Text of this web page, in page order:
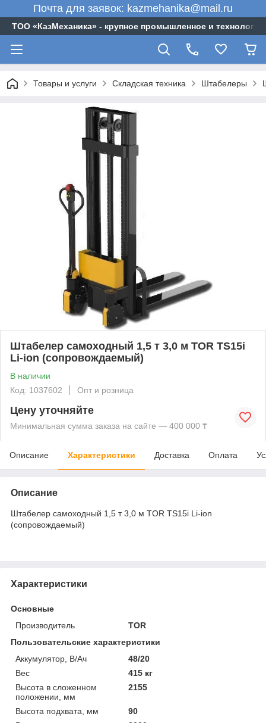
Почта для заявок: kazmehanika@mail.ru
ТОО «‎КазМеханика» - крупное промышленное и
Товары и услуги Складская техника Штабелеры
Штабелер самоходный 1,5 т 3,0 м TOR TS15i
Li-ion (сопровождаемый)
В наличии
Код: 1037602
Опт и розница
Цену уточняйте
Минимальная сумма заказа на сайте — 400 000 ₸
Описание Характеристики Доставка Оплата
Описание
Штабелер самоходный 1,5 т 3,0 м TOR TS15i Li-ion
(сопровождаемый)
Характеристики
Основные
Производитель
TOR
Пользовательские характеристики
Аккумулятор, В/Ач
48/20
Вес
415 кг
Высота в сложенном
положении, мм
2155
Высота подхвата, мм
90